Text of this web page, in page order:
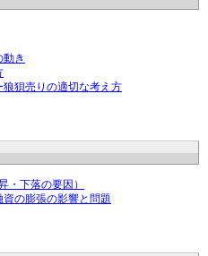
き
狽売りの適切な考え方
・下落の要因）
の膨張の影響と問題